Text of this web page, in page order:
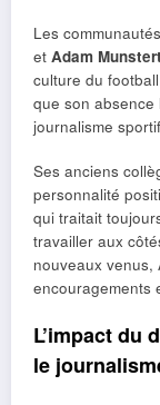
Les
et Adam
culture du
que son absence
journalisme
Ses anciens
personnalité
qui traitait
travailler aux
nouveaux venus,
encouragements
L’impact du
le